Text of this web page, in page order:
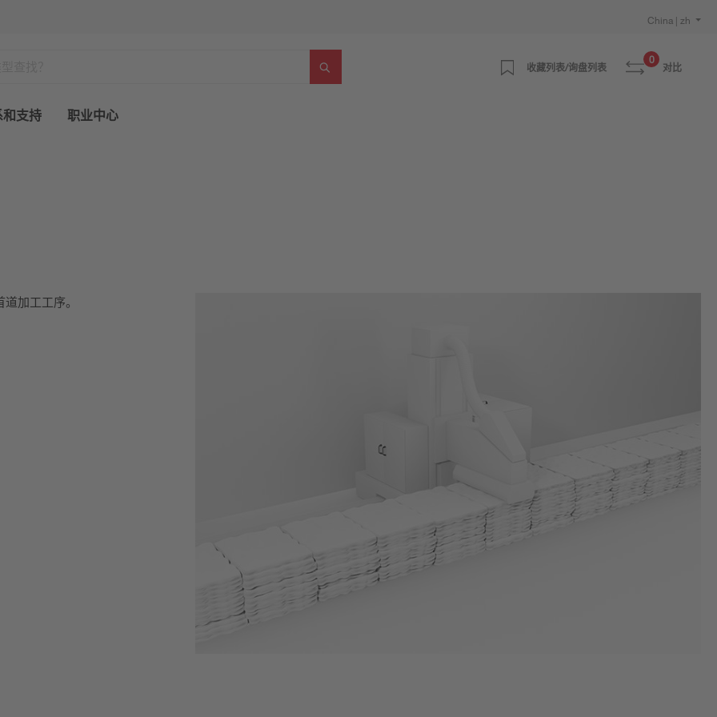
China | zh
收藏列表/询盘列表
0
对比
和支持 职业中心
加工工序。